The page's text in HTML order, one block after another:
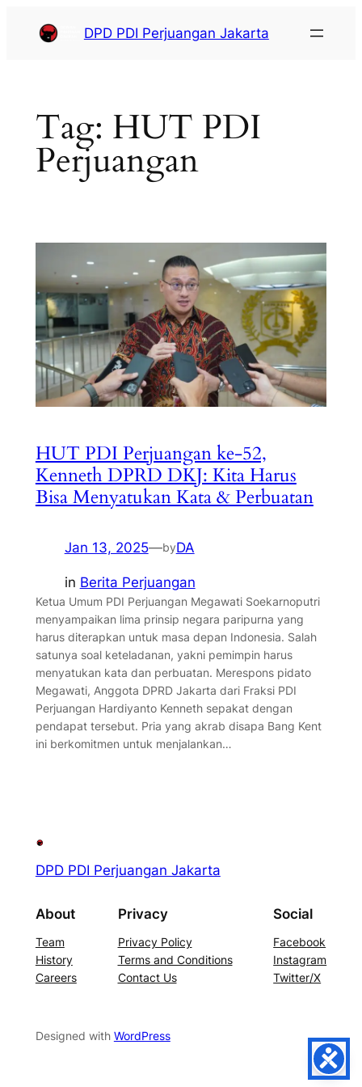
DPD PDI Perjuangan Jakarta
Tag: HUT PDI
Perjuangan
HUT PDI Perjuangan ke-52,
Kenneth DPRD DKJ: Kita Harus
Bisa Menyatukan Kata & Perbuatan
Jan 13, 2025—byDA
in Berita Perjuangan
Ketua Umum PDI Perjuangan Megawati Soekarnoputri
menyampaikan lima prinsip negara paripurna yang
harus diterapkan untuk masa depan Indonesia. Salah
satunya soal keteladanan, yakni pemimpin harus
menyatukan kata dan perbuatan. Merespons pidato
Megawati, Anggota DPRD Jakarta dari Fraksi PDI
Perjuangan Hardiyanto Kenneth sepakat dengan
pendapat tersebut. Pria yang akrab disapa Bang Kent
ini berkomitmen untuk menjalankan…
DPD PDI Perjuangan Jakarta
About
Team
History
Careers
Privacy
Privacy Policy
Terms and Conditions
Contact Us
Social
Facebook
Instagram
Twitter/X
Designed with WordPress